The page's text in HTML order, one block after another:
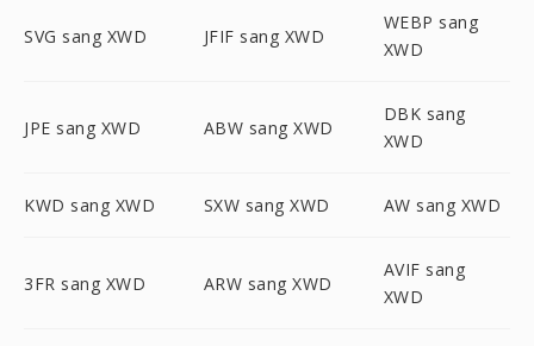
SVG sang XWD JFIF sang XWD
WEBP sang
XWD
JPE sang XWD ABW sang XWD
DBK sang
XWD
KWD sang XWD SXW sang XWD AW sang XWD
3FR sang XWD ARW sang XWD
AVIF sang
XWD